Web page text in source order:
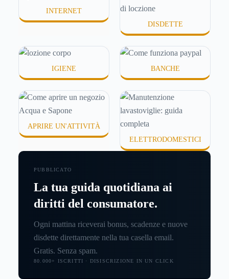
INTERNET
DISDETTE
IGIENE BANCHE
APRIRE UN'ATTIVITÀ
ELETTRODOMESTICI
PUBBLICATO
La tua guida quotidiana ai
diritti del consumatore.
Ogni mattina riceverai bonus, scadenze e nuove
disdette direttamente nella tua casella email.
Gratis. Senza spam.
80.000+ ISCRITTI · DISISCRIZIONE IN UN CLICK